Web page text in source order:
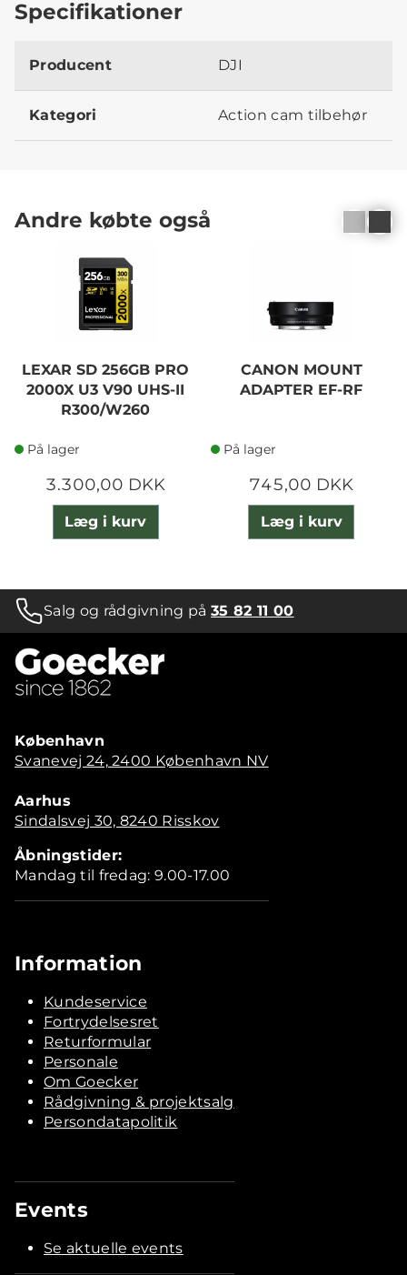
Specifikationer
Producent DJI
Kategori Action cam tilbehør
Andre købte også
LEXAR SD 256GB PRO
2000X U3 V90 UHS-II
R300/W260
På lager
3.300,00 DKK
Læg i kurv
CANON MOUNT
ADAPTER EF-RF
På lager
745,00 DKK
Læg i kurv
Salg og rådgivning på35 82 11 00
København
Svanevej 24, 2400 København NV
Aarhus
Sindalsvej 30, 8240 Risskov
Åbningstider:
Mandag til fredag: 9.00-17.00
Information
Kundeservice
Fortrydelsesret
Returformular
Personale
Om Goecker
Rådgivning & projektsalg
Persondatapolitik
Events
Se aktuelle events